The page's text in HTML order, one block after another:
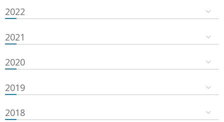
2022
2021
2020
2019
2018